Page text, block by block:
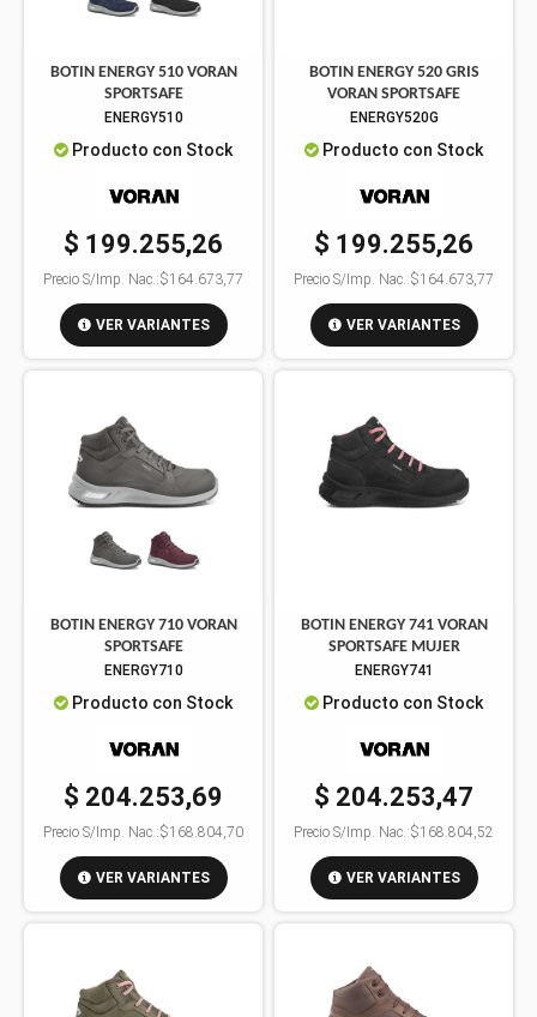
BOTIN ENERGY 510 VORAN
SPORTSAFE
ENERGY510
Producto con Stock
$ 199.255,26
Precio S/Imp. Nac.:$164.673,77
VER VARIANTES
BOTIN ENERGY 520 GRIS
VORAN SPORTSAFE
ENERGY520G
Producto con Stock
$ 199.255,26
Precio S/Imp. Nac.:$164.673,77
VER VARIANTES
BOTIN ENERGY 710 VORAN
SPORTSAFE
ENERGY710
Producto con Stock
$ 204.253,69
Precio S/Imp. Nac.:$168.804,70
VER VARIANTES
BOTIN ENERGY 741 VORAN
SPORTSAFE MUJER
ENERGY741
Producto con Stock
$ 204.253,47
Precio S/Imp. Nac.:$168.804,52
VER VARIANTES